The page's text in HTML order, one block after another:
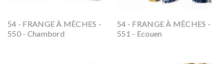
54 - FRANGE À MÈCHES -
550 - Chambord
54 - FRANGE À MÈCHES -
551 - Ecouen